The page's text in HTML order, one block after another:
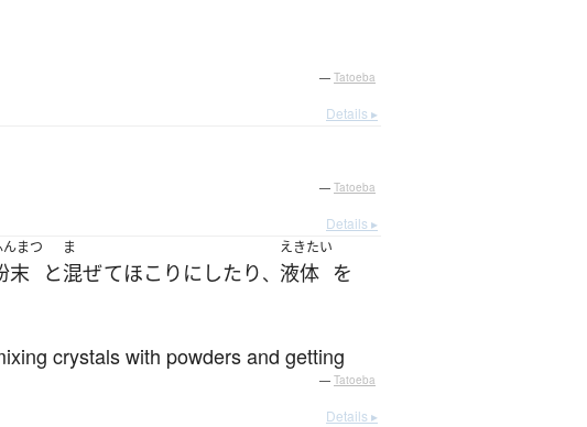
— Tatoeba
Details ▸
— Tatoeba
Details ▸
んまつ
末 と
ま
混ぜてほこり に したり、
えきたい
液体 を
crystals with powders and getting
— Tatoeba
Details ▸